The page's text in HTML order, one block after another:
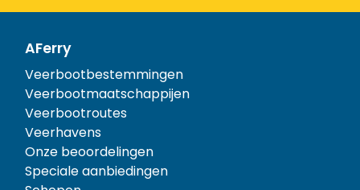
AFerry
Veerbootbestemmingen
Veerbootmaatschappijen
Veerbootroutes
Veerhavens
Onze beoordelingen
Speciale aanbiedingen